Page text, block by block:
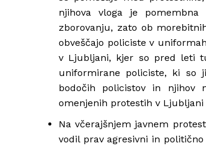
njihova vloga je pomembna
zborovanju, zato ob
obveščajo policiste v
v Ljubljani, kjer so pred leti
uniformirane policiste, ki so
bodočih policistov in njihov
omenjenih protestih v
Na včerajšnjem javnem
vodil prav agresivni in